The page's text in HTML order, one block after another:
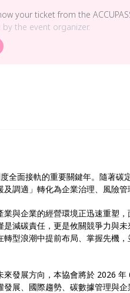
your ticket from the
the event organizer.
全面接軌的重要關鍵年。隨著碳
調適」轉化為企業治理、風險管
與企業的經營環境正迅速重塑
減碳責任，更是攸關競爭力與
型浪潮中提前布局、掌握先機
發展方向，本協會將於 2026
展、國際趨勢、碳數據管理與